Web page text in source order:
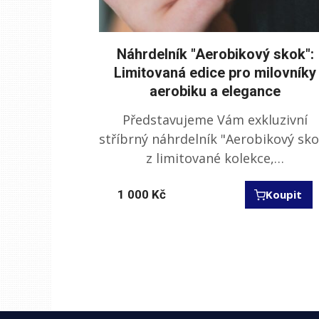
Náhrdelník "Aerobikový skok":
Limitovaná edice pro milovníky
aerobiku a elegance
Představujeme Vám exkluzivní
stříbrný náhrdelník "Aerobikový
z limitované kolekce,…
1 000 Kč Koupit